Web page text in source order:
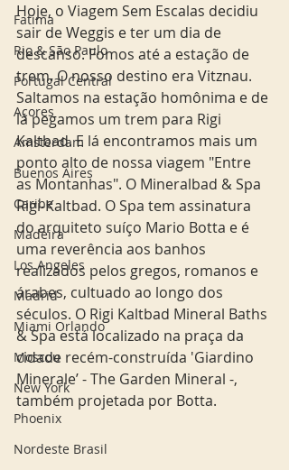
Fatima
Rio & São Paulo
Portugal Central
Açores
Amsterdam
Buenos Aires
Caribe
Madeira
Los Angeles
Madrid
Miami Orlando
Moscou
New York
Phoenix
Nordeste Brasil
Hoje, o Viagem Sem Escalas decidiu
sair de Weggis e ter um dia de
descanso. Fomos até a estação de
trem. O nosso destino era Vitznau.
Saltamos na estação homônima e de
lá pegamos um trem para Rigi
Kaltbad. E lá encontramos mais um
ponto alto de nossa viagem "Entre
as Montanhas". O Mineralbad & Spa
Rigi-Kaltbad. O Spa tem assinatura
do arquiteto suíço Mario Botta e é
uma reverência aos banhos
realizados pelos gregos, romanos e
árabes, cultuado ao longo dos
séculos. O Rigi Kaltbad Mineral Baths
& Spa está localizado na praça da
cidade recém-construída 'Giardino
Minerale’ - The Garden Mineral -,
também projetada por Botta.